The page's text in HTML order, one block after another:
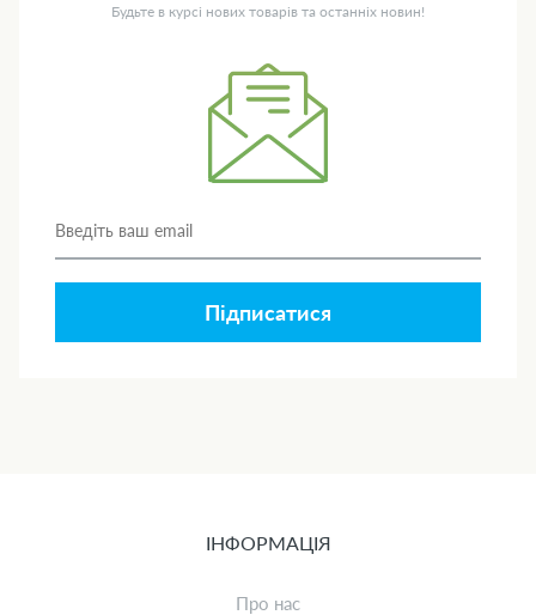
Будьте в курсі нових товарів та останніх новин!
Підписатися
ІНФОРМАЦІЯ
Про нас